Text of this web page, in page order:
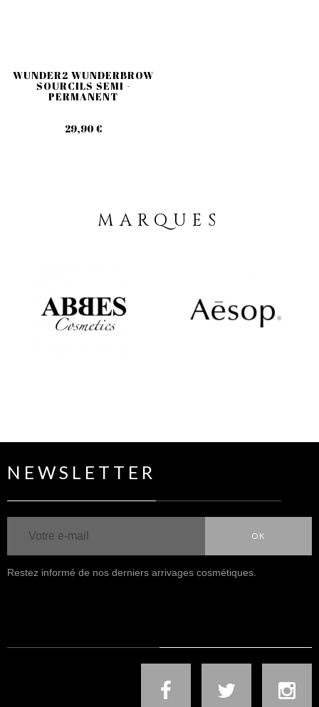
WUNDER2 WUNDERBROW
SOURCILS SEMI -
PERMANENT
29,90 €
MARQUES
NEWSLETTER
OK
Restez informé de nos derniers arrivages cosmétiques.